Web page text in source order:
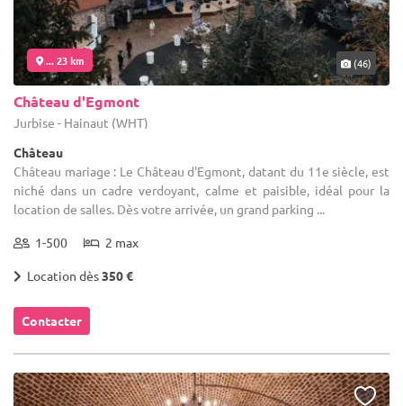
... 23 km (46)
Château d'Egmont
Jurbise - Hainaut (WHT)
Château
Château mariage : Le Château d'Egmont, datant du 11e siècle, est
niché dans un cadre verdoyant, calme et paisible, idéal pour la
location de salles. Dès votre arrivée, un grand parking ...
1-500 2 max
Location dès350 €
Contacter